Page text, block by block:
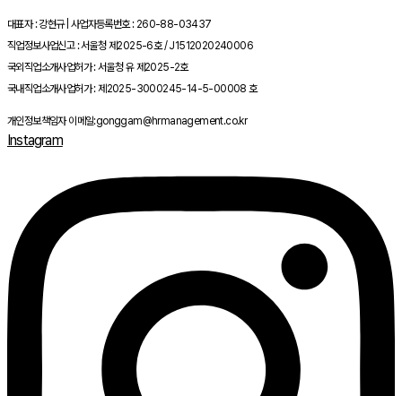
대표자 : 강현규 | 사업자등록번호 : 260-88-03437
직업정보사업신고 : 서울청 제2025-6호 / J1512020240006
국외직업소개사업허가 : 서울청 유 제2025-2호
국내직업소개사업허가 : 제2025-3000245-14-5-00008 호
개인정보책임자 이메일:gonggam@hrmanagement.co.kr
Instagram